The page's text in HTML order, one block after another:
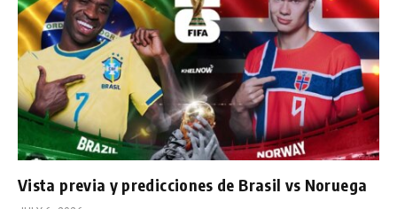
Vista previa y predicciones de Brasil vs Noruega